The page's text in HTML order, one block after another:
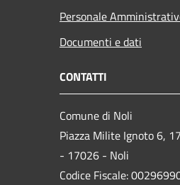
Personale
Documenti e dati
CONTATTI
Comune di Noli
Piazza Milite Ignoto 6,
- 17026 - Noli
Codice Fiscale: